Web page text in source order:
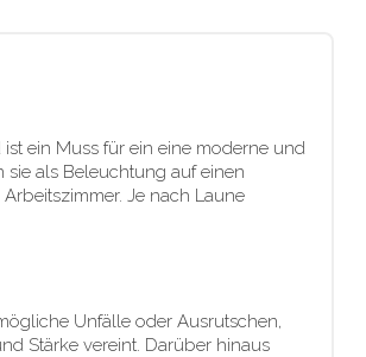
ein Muss für ein eine moderne und
sie als Beleuchtung auf einen
Je nach Laune
Unfälle oder Ausrutschen,
Stärke vereint. Darüber hinaus